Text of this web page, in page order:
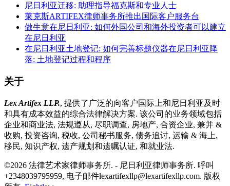
尼日利亚迁移: 助理指导福克斯和专业人士
莱克斯ARTIFEX律师事务所推出国际客户服务台
做生意在尼日利亚: 如何外国公司和海外投资者可以建立
在尼日利亚
在尼日利亚土地登记: 如何完善标题仪器在尼日利亚降
落: 土地登记过程和程序
关于
Lex Artifex LLP., 提供了广泛的向客户国际上和尼日利亚及时
和具有成本效益的综合法律解决方案. 该公司的业务领域包括
企业和商业法, 法规遵从, 尽职调查, 房地产, 合资企业, 兼并 &
收购, 投资咨询, 税收, 公司秘书服务, 债务追讨, 运输 & 海上,
移民, 知识产权, 遗产规划和遗嘱认证, 和就业法.
©2026 法律艺术家律师事务所. - 尼日利亚律师事务所. 呼叫
+2348039795959, 电子邮件lexartifexllp@lexartifexllp.com. 版权